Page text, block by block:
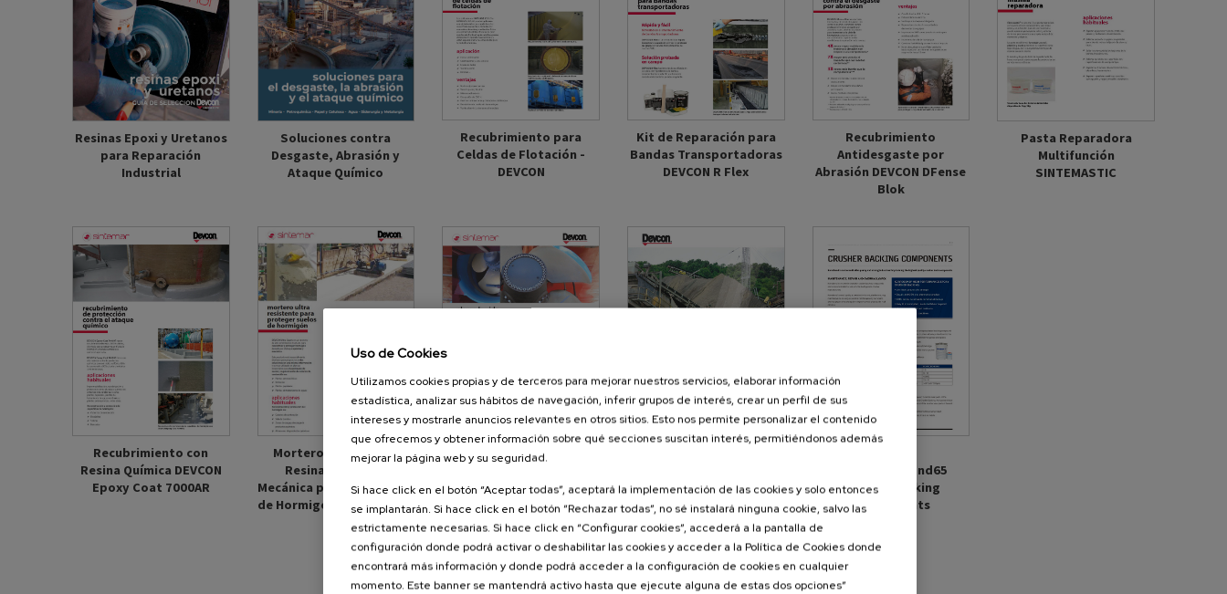
Resinas Epoxi y Uretanos
para Reparación
Industrial
Soluciones contra
Desgaste, Abrasión y
Ataque Químico
Recubrimiento para
Celdas de Flotación -
DEVCON
Kit de Reparación para
Bandas Transportadoras
DEVCON R Flex
Recubrimiento
Antidesgaste por
Abrasión DEVCON DFense
Blok
Pasta Reparadora
Multifunción
SINTEMASTIC
Recubrimiento con
Resina Química DEVCON
Epoxy Coat 7000AR
Mortero Técnico con
Resina Química y
Mecánica para Protección
de Hormigón Ultra Quartz
Gama DEVCON para
DEVCON
CAT_Korrobond65
Crusher Backing
Components
Uso de Cookies
Utilizamos cookies propias y de terceros para mejorar nuestros servicios, elaborar información
estadística, analizar sus hábitos de navegación, inferir grupos de interés, crear un perfil de sus
intereses y mostrarle anuncios relevantes en otros sitios. Esto nos permite personalizar el contenido
que ofrecemos y obtener información sobre qué secciones suscitan interés, permitiéndonos además
mejorar la página web y su seguridad.
Si hace click en el botón “Aceptar todas”, aceptará la implementación de las cookies y solo entonces
se implantarán. Si hace click en el botón “Rechazar todas”, no sé instalará ninguna cookie, salvo las
estrictamente necesarias. Si hace click en “Configurar cookies”, accederá a la pantalla de
configuración donde podrá activar o deshabilitar las cookies y acceder a la Política de Cookies donde
encontrará más información y donde podrá acceder a la configuración de cookies en cualquier
momento. Este banner se mantendrá activo hasta que ejecute alguna de estas dos opciones”